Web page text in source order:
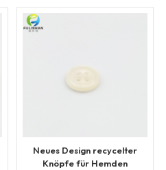
Neues Design recycelter
Knöpfe für Hemden